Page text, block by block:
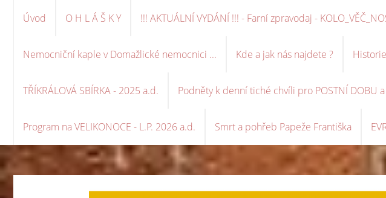
Úvod O H L Á Š K Y !!! AKTUÁLNÍ VYDÁNÍ !!! - Farní zpravodaj -
Nemocniční kaple v Domažlické nemocnici ... Kde a jak nás najdete ? Historie
TŘÍKRÁLOVÁ SBÍRKA - 2025 a.d. Podněty k denní tiché chvíli pro POSTNÍ DOBU
Program na VELIKONOCE - L.P. 2026 a.d. Smrt a pohřeb Papeže Františka